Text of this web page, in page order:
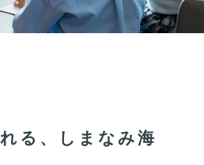
る、しまなみ海